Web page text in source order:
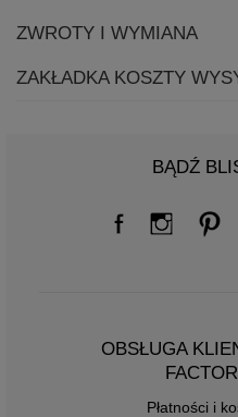
ZWROTY I WYMIANA
ZAKŁADKA KOSZTY
BĄDŹ
OBSŁUGA
Płatności i